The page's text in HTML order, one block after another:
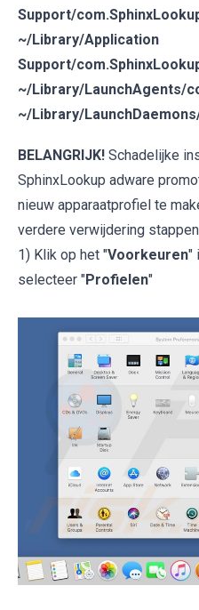
Support/
~/Library/Application
Support/
~/Library/LaunchAgents/
~/Library/
BELANGRIJK! Schadelijke
SphinxLookup adware
nieuw apparaatprofiel te
verdere verwijdering
1) Klik op het "Voorkeuren"
selecteer "Profielen"